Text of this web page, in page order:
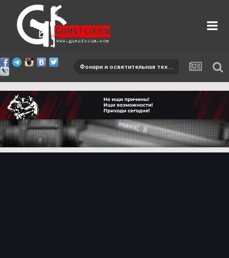
Фонари и осветительная техника